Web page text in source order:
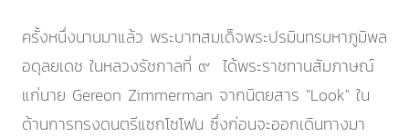
ครั้งหนึ่งนานมาแล้ว พระบาทสมเด็จพระปรมินทรมหาภูมิพล
อดุลยเดช ในหลวงรัชกาลที่ ๙ ได้พระราชทานสัมภาษณ์
แก่นาย Gereon Zimmerman จากนิตยสาร "Look" ใน
ด้านการทรงดนตรีแซกโซโฟน ซึ่งก่อนจะออกเดินทางมา